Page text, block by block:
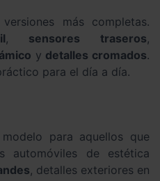
más completas.
, sensores traseros,
y detalles cromados.
para el día a día.
para aquellos que
automóviles de estética
, detalles exteriores en